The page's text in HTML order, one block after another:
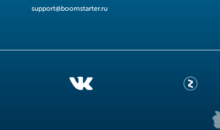
support@boomstarter.ru